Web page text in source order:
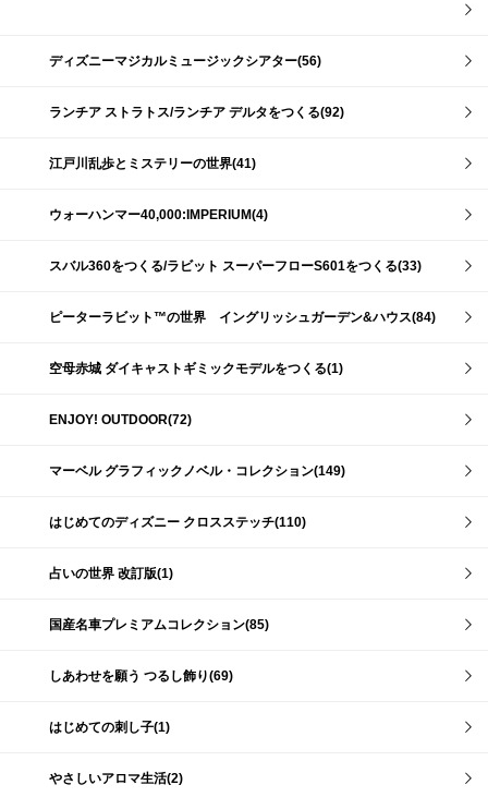
ディズニーマジカルミュージックシアター(56)
ランチア ストラトス/ランチア デルタをつくる(92)
江戸川乱歩とミステリーの世界(41)
ウォーハンマー40,000:IMPERIUM(4)
スバル360をつくる/ラビット スーパーフローS601をつくる(33)
ピーターラビット™の世界 イングリッシュガーデン&ハウス(84)
空母赤城 ダイキャストギミックモデルをつくる(1)
ENJOY! OUTDOOR(72)
マーベル グラフィックノベル・コレクション(149)
はじめてのディズニー クロスステッチ(110)
占いの世界 改訂版(1)
国産名車プレミアムコレクション(85)
しあわせを願う つるし飾り(69)
はじめての刺し子(1)
やさしいアロマ生活(2)